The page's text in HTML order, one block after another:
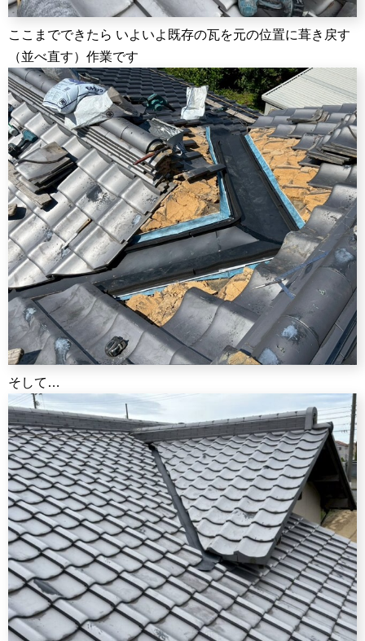
ここまでできたら いよいよ既存の瓦を元の位置に葺き戻す
（並べ直す）作業です
そして…